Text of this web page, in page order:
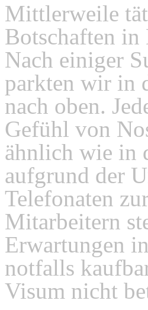
Mittlerweile
Botschaften in
Nach einiger
parkten wir in
nach oben.
Gefühl von
ähnlich wie in
aufgrund der
Telefonaten
Mitarbeitern
Erwartungen
notfalls
Visum nicht